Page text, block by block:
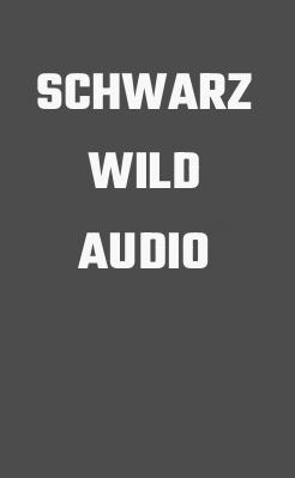
SCHWARZ
WILD
AUDIO